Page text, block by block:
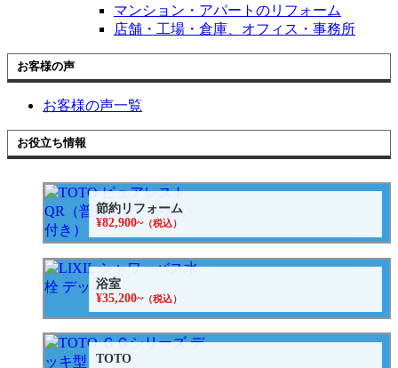
マンション・アパートのリフォーム
店舗・工場・倉庫、オフィス・事務所
お客様の声
お客様の声一覧
お役立ち情報
節約リフォーム
¥82,900~（税込）
浴室
¥35,200~（税込）
TOTO